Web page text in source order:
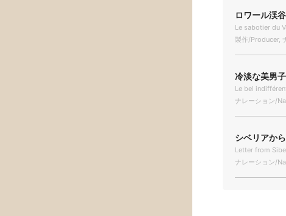
ロワール渓
Le sabotier du
製作/Producer,
冷淡な美男
Le bel
ナレーション/
シベリアか
Letter from
ナレーション/